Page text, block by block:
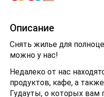
Описание
Снять жилье для
можно у нас!
Недалеко от нас
продуктов, кафе, а
Гудауты, о которых вам